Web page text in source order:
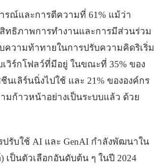
ณ์และการตีความที่ 61% แม้ว่า
ทธิภาพการทํางานและการมีส่วนร่วม
วามท้าทายในการปรับความคิดริเริ่ม
วิร์กโฟลว์ที่มีอยู่ ในขณะที่ 35% ของ
เลิร์นนิ่งไปใช้ และ 21% ขององค์กร
ก้าวหน้าอย่างเป็นระบบแล้ว ด้วย
รับใช้ AI และ GenAI กําลังพัฒนาใน
ป็นตัวเลือกอันดับต้น ๆ ในปี 2024